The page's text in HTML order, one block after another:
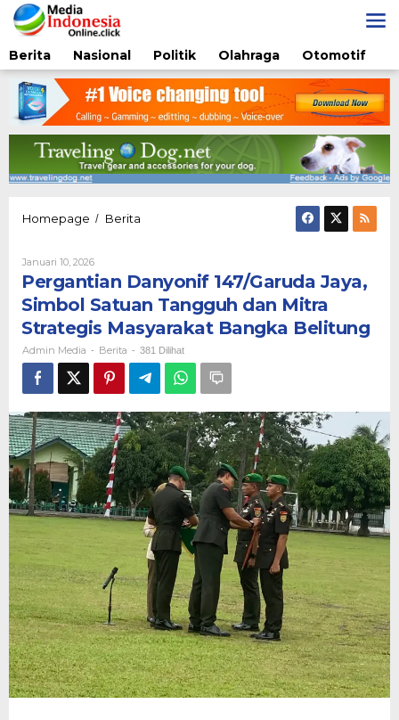
Lewati
ke
konten
Berita
Nasional Politik Olahraga Otomotif
Homepage / Berita
Simbol
Satuan
Tangguh
dan
Mitra
Strategis
Masyarakat
Bangka
Belitung
Januari 10, 2026Oleh
Admin
Media
Pergantian Danyonif 147/Garuda Jaya,
Simbol Satuan Tangguh dan Mitra
Strategis Masyarakat Bangka Belitung
Admin Media - Berita - 381 Dilihat